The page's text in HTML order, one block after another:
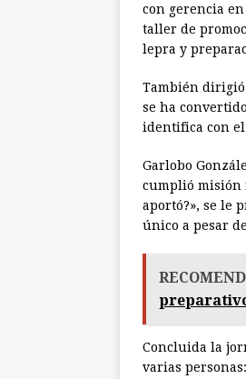
con gerencia
taller de
lepra y
También dirigió
se ha
identifica con
Garlobo
cumplió misión
aportó?», se le
único a pesar
Concluida la
varias